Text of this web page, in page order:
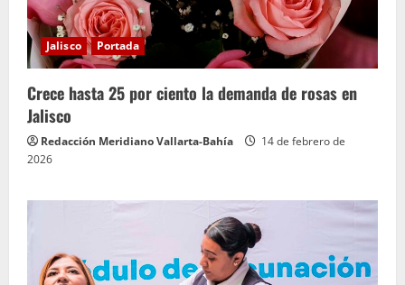
Jalisco Portada
Crece hasta 25 por ciento la demanda de rosas en
Jalisco
Redacción Meridiano Vallarta-Bahía
14 de febrero de
2026